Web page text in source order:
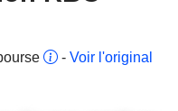
- Voir l'original